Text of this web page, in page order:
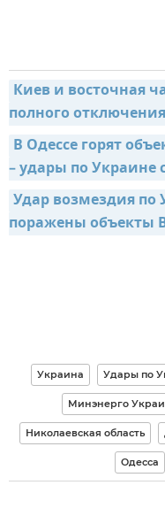
Киев и восточная
полного
В Одессе горят
– удары по Украине
Удар возмездия
поражены объекты
Украина Удары по
Минэнерго
Николаевская область
Одесса